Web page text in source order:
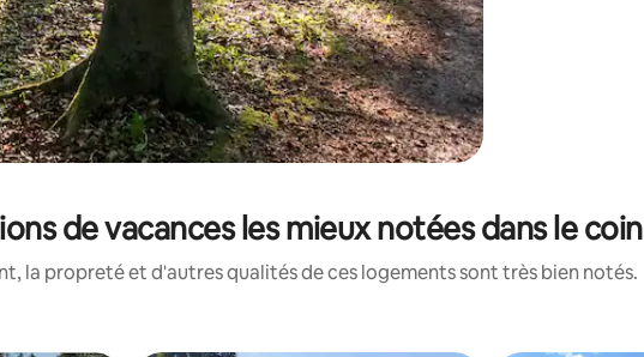
de vacances les mieux notées dans le coin
la propreté et d'autres qualités de ces logements sont très bien notés.